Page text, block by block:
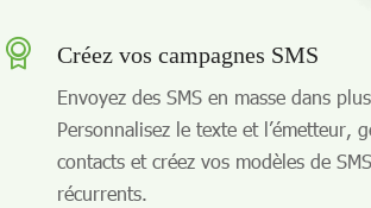
Créez vos campagnes SMS
Envoyez des SMS en masse dans
Personnalisez le texte et l’émetteur,
contacts et créez vos modèles de
récurrents.